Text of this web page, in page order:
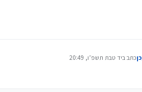
כתב ביד טבת תשפ״ו, 20:49
נערך לאחרונה על ידי